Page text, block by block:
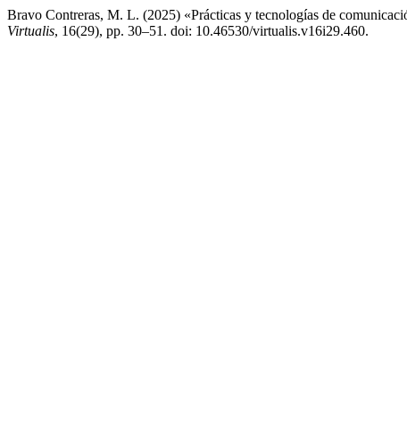
Bravo Contreras, M. L. (2025) «Prácticas y tecnologías de
Virtualis, 16(29), pp. 30–51. doi: 10.46530/virtualis.v16i29.460.